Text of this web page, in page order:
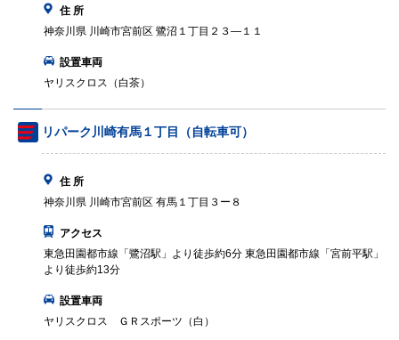
住 所
神奈川県 川崎市宮前区 鷺沼１丁目２３—１１
設置車両
ヤリスクロス（白茶）
リパーク川崎有馬１丁目（自転車可）
住 所
神奈川県 川崎市宮前区 有馬１丁目３ー８
アクセス
東急田園都市線「鷺沼駅」より徒歩約6分 東急田園都市線「宮前平駅」
より徒歩約13分
設置車両
ヤリスクロス ＧＲスポーツ（白）